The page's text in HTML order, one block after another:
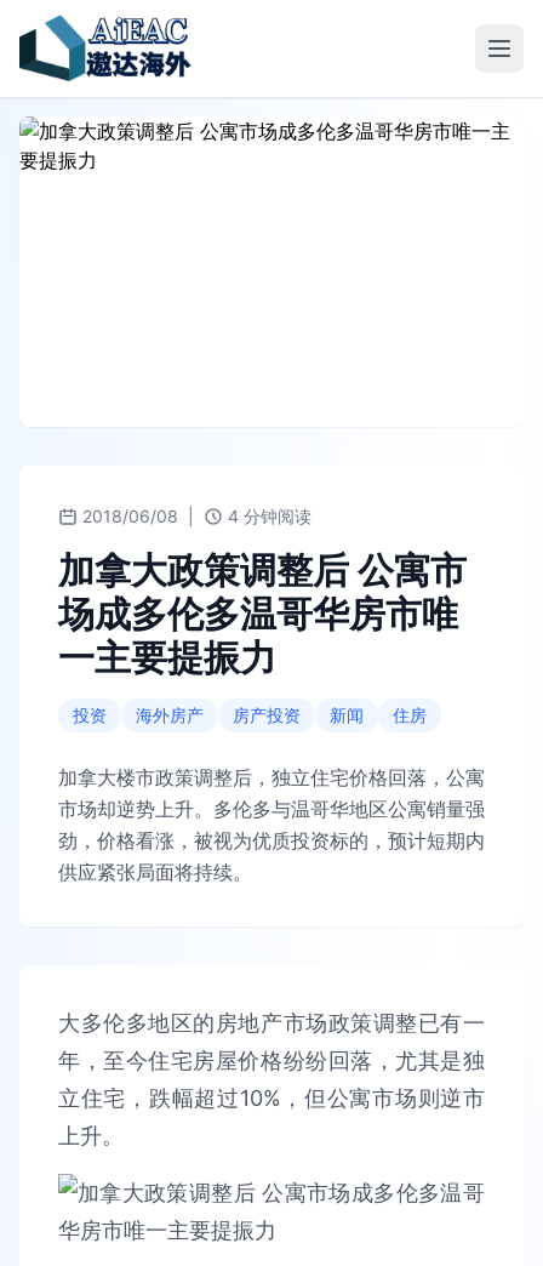
2018/06/08 4 分钟阅读
加拿大政策调整后 公寓市
场成多伦多温哥华房市唯
一主要提振力
投资 海外房产 房产投资 新闻 住房
加拿大楼市政策调整后，独立住宅价格回落，公寓
市场却逆势上升。多伦多与温哥华地区公寓销量强
劲，价格看涨，被视为优质投资标的，预计短期内
供应紧张局面将持续。
大多伦多地区的房地产市场政策调整已有一
年，至今住宅房屋价格纷纷回落，尤其是独
立住宅，跌幅超过10%，但公寓市场则逆市
上升。